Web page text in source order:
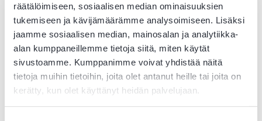
räätälöimiseen, sosiaalisen median ominaisuuksien
tukemiseen ja kävijämäärämme analysoimiseen. Lisäksi
jaamme sosiaalisen median, mainosalan ja analytiikka-
alan kumppaneillemme tietoja siitä, miten käytät
sivustoamme. Kumppanimme voivat yhdistää näitä
tietoja muihin tietoihin, joita olet antanut heille tai joita on
kerätty, kun olet käyttänyt heidän palvelujaan.
Palliatiivinen hoitotyö, 60 osp
Saattohoitotyö, kuoleman kohtaaminen ja läheisten
tukeminen, 60 osp
Valinnaiset tutkinnon osat: